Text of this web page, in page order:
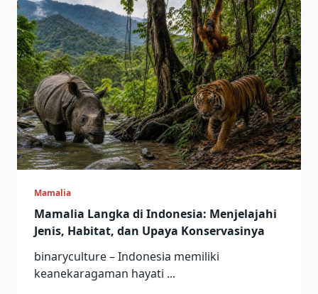
Mamalia
Mamalia Langka di Indonesia: Menjelajahi
Jenis, Habitat, dan Upaya Konservasinya
binaryculture – Indonesia memiliki
keanekaragaman hayati ...